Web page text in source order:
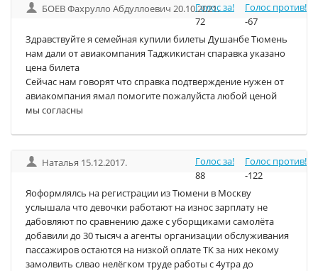
БОЕВ Фахрулло Абдуллоевич 20.10.2021.
Голос за!
72
Голос против!
-67
Здравствуйте я семейная купили билеты Душанбе Тюмень
нам дали от авиакомпания Таджикистан спаравка указано
цена билета
Сейчас нам говорят что справка подтверждение нужен от
авиакомпания ямал помогите пожалуйста любой ценой
мы согласны
Наталья 15.12.2017.
Голос за!
88
Голос против!
-122
Яоформлялсь на регистрации из Тюмени в Москву
услышала что девочки работают на износ зарплату не
дабовляют по сравнению даже с уборщиками самолёта
добавили до 30 тысяч а агенты организации обслуживания
пассажиров остаются на низкой оплате ТК за них некому
замолвить слвао нелёгком труде работы с 4утра до